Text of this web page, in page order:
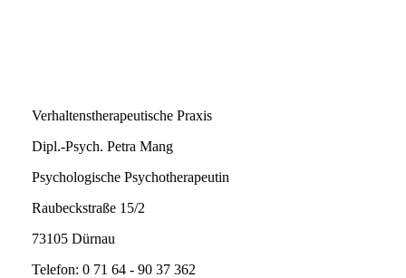
Verhaltenstherapeutische Praxis
Dipl.-Psych. Petra Mang
Psychologische Psychotherapeutin
Raubeckstraße 15/2
73105 Dürnau
Telefon: 0 71 64 - 90 37 362